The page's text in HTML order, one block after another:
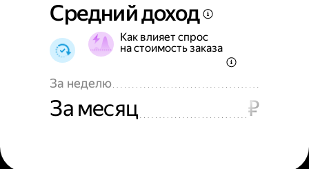
Средний доход
Как влияет спрос
на стоимость заказа
За неделю
За месяц ₽